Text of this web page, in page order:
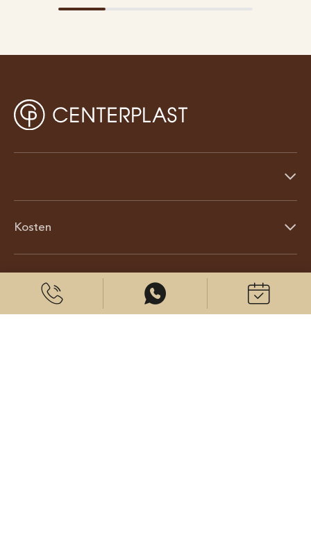
Kosten
Über uns